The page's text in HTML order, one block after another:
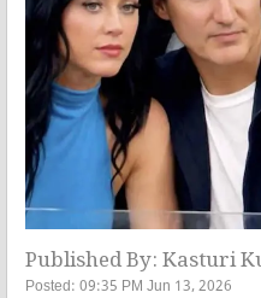
Published By: Kasturi
Posted: 09:35 PM Jun 13, 2026